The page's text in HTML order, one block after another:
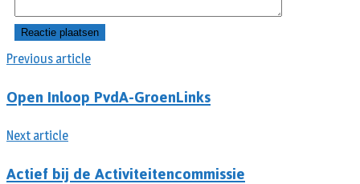
Previous article
Open Inloop PvdA-GroenLinks
Next article
Actief bij de Activiteitencommissie